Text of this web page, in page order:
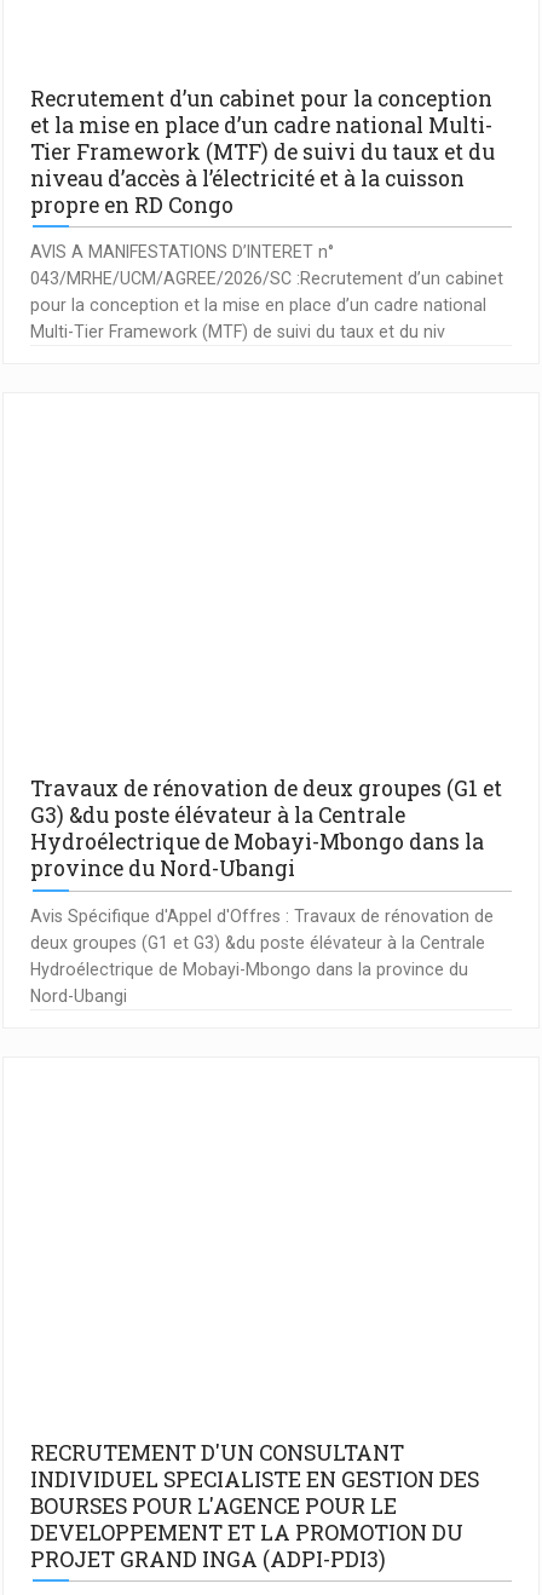
Recrutement d’un cabinet pour la conception
et la mise en place d’un cadre national Multi-
Tier Framework (MTF) de suivi du taux et du
niveau d’accès à l’électricité et à la cuisson
propre en RD Congo
AVIS A MANIFESTATIONS D’INTERET n°
043/MRHE/UCM/AGREE/2026/SC :Recrutement d’un cabinet
pour la conception et la mise en place d’un cadre national
Multi-Tier Framework (MTF) de suivi du taux et du niv
Travaux de rénovation de deux groupes (G1 et
G3) &du poste élévateur à la Centrale
Hydroélectrique de Mobayi-Mbongo dans la
province du Nord-Ubangi
Avis Spécifique d'Appel d'Offres : Travaux de rénovation de
deux groupes (G1 et G3) &du poste élévateur à la Centrale
Hydroélectrique de Mobayi-Mbongo dans la province du
Nord-Ubangi
RECRUTEMENT D'UN CONSULTANT
INDIVIDUEL SPECIALISTE EN GESTION DES
BOURSES POUR L'AGENCE POUR LE
DEVELOPPEMENT ET LA PROMOTION DU
PROJET GRAND INGA (ADPI-PDI3)